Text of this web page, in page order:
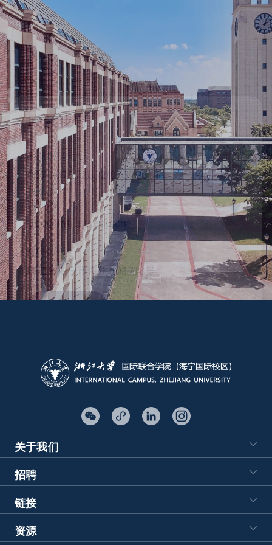
联系我们
联系电话
0571-87572652/87572653
邮箱
opa@intl.zju.edu.cn
地址
浙江省海宁市海州东路718号
关于我们
招聘
链接
资源